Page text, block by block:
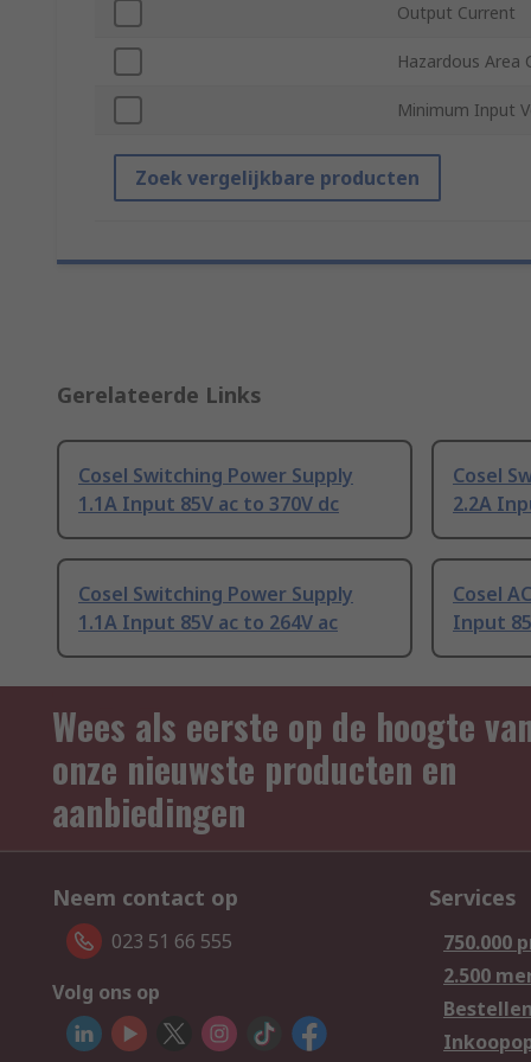
Output Current
Hazardous Area
Minimum Input
Zoek vergelijkbare producten
Gerelateerde Links
Cosel Switching Power Supply
1.1A Input 85V ac to 370V dc
Cosel
2.2A
Cosel Switching Power Supply
1.1A Input 85V ac to 264V ac
Cosel
Input
Wees als eerste op de hoogte
onze nieuwste producten en
aanbiedingen
Neem contact op
023 51 66 555
Volg ons op
Services
750.000
2.500
Bestellen